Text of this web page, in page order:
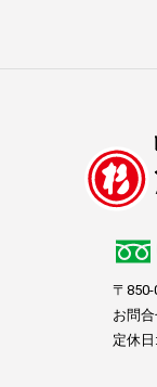
〒
お問
定休